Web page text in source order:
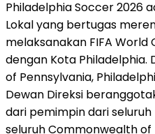
Philadelphia Soccer 2026
Lokal yang bertugas
melaksanakan FIFA
dengan Kota Philadelphia.
of Pennsylvania,
Dewan Direksi
dari pemimpin dari
seluruh Commonwealth of